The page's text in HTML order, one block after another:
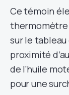
Ce témoin
thermomètre
sur le
proximité
de l’huile
pour une